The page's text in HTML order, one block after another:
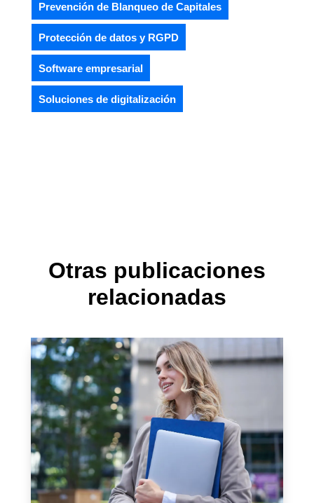
Prevención de Blanqueo de Capitales
Protección de datos y RGPD
Software empresarial
Soluciones de digitalización
Otras publicaciones
relacionadas